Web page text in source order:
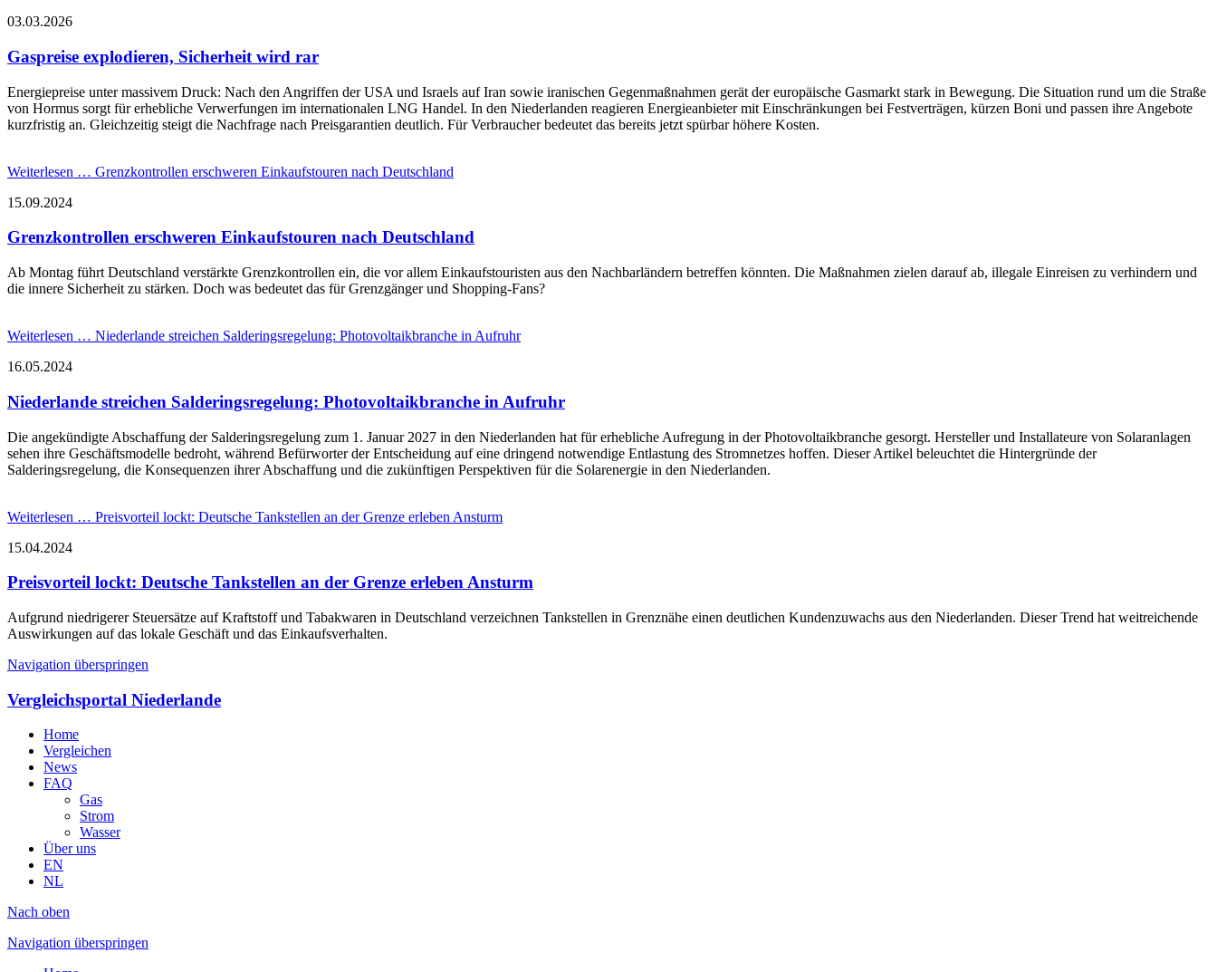
03.03.2026
Gaspreise explodieren, Sicherheit wird rar
Energiepreise unter massivem Druck: Nach den Angriffen der USA und Israels auf Iran sowie iranischen Gegenmaßnahmen gerät der europäische Gasmarkt stark in Bewegung. Die Situation rund um die Straße
von Hormus sorgt für erhebliche Verwerfungen im internationalen LNG Handel. In den Niederlanden reagieren Energieanbieter mit Einschränkungen bei Festverträgen, kürzen Boni und passen ihre Angebote
kurzfristig an. Gleichzeitig steigt die Nachfrage nach Preisgarantien deutlich. Für Verbraucher bedeutet das bereits jetzt spürbar höhere Kosten.
Weiterlesen … Grenzkontrollen erschweren Einkaufstouren nach Deutschland
15.09.2024
Grenzkontrollen erschweren Einkaufstouren nach Deutschland
Ab Montag führt Deutschland verstärkte Grenzkontrollen ein, die vor allem Einkaufstouristen aus den Nachbarländern betreffen könnten. Die Maßnahmen zielen darauf ab, illegale Einreisen zu verhindern und
die innere Sicherheit zu stärken. Doch was bedeutet das für Grenzgänger und Shopping-Fans?
Weiterlesen … Niederlande streichen Salderingsregelung: Photovoltaikbranche in Aufruhr
16.05.2024
Niederlande streichen Salderingsregelung: Photovoltaikbranche in Aufruhr
Die angekündigte Abschaffung der Salderingsregelung zum 1. Januar 2027 in den Niederlanden hat für erhebliche Aufregung in der Photovoltaikbranche gesorgt. Hersteller und Installateure von Solaranlagen
sehen ihre Geschäftsmodelle bedroht, während Befürworter der Entscheidung auf eine dringend notwendige Entlastung des Stromnetzes hoffen. Dieser Artikel beleuchtet die Hintergründe der
Salderingsregelung, die Konsequenzen ihrer Abschaffung und die zukünftigen Perspektiven für die Solarenergie in den Niederlanden.
Weiterlesen … Preisvorteil lockt: Deutsche Tankstellen an der Grenze erleben Ansturm
15.04.2024
Preisvorteil lockt: Deutsche Tankstellen an der Grenze erleben Ansturm
Aufgrund niedrigerer Steuersätze auf Kraftstoff und Tabakwaren in Deutschland verzeichnen Tankstellen in Grenznähe einen deutlichen Kundenzuwachs aus den Niederlanden. Dieser Trend hat weitreichende
Auswirkungen auf das lokale Geschäft und das Einkaufsverhalten.
Navigation überspringen
Vergleichsportal Niederlande
Home
Vergleichen
News
FAQ
Gas
Strom
Wasser
Über uns
EN
NL
Nach oben
Navigation überspringen